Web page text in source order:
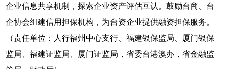
企业信息共享机制，探索企业资产评估互认。鼓励台商、台
企协会组建信用担保机构，为台资企业提供融资担保服务。
（责任单位：人行福州中心支行、福建银保监局、厦门银保
监局、福建证监局、厦门证监局，省委台港澳办，省金融监